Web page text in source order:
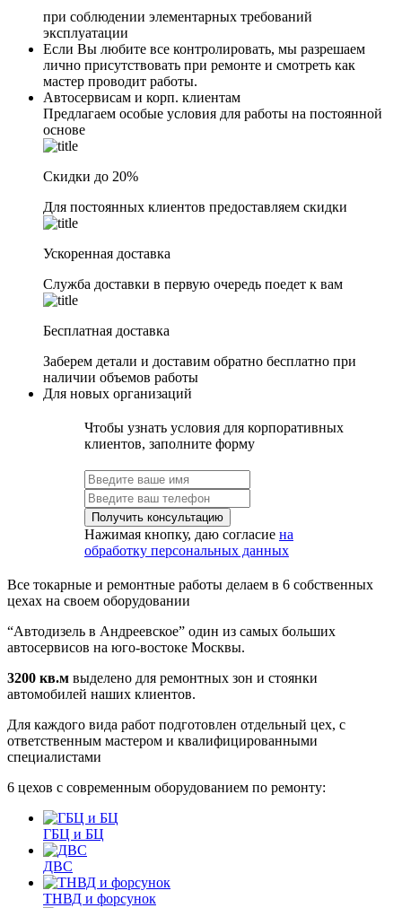
при соблюдении элементарных требований
эксплуатации
Если Вы любите все контролировать, мы разрешаем
лично присутствовать при ремонте и смотреть как
мастер проводит работы.
Автосервисам и корп. клиентам
Предлагаем особые условия для работы на постоянной
основе
Скидки до 20%
Для постоянных клиентов предоставляем скидки
Ускоренная доставка
Служба доставки в первую очередь поедет к вам
Бесплатная доставка
Заберем детали и доставим обратно бесплатно при
наличии объемов работы
Для новых организаций
Чтобы узнать условия для корпоративных
клиентов, заполните форму
Нажимая кнопку, даю согласие на
обработку персональных данных
Все токарные и ремонтные работы делаем в 6 собственных
цехах на своем оборудовании
“Автодизель в Андреевское” один из самых больших
автосервисов на юго-востоке Москвы.
3200 кв.м выделено для ремонтных зон и стоянки
автомобилей наших клиентов.
Для каждого вида работ подготовлен отдельный цех, с
ответственным мастером и квалифицированными
специалистами
6 цехов с современным оборудованием по ремонту:
ГБЦ и БЦ
ДВС
ТНВД и форсунок